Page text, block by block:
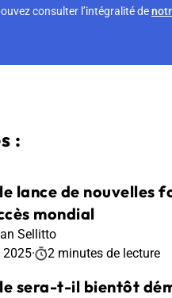
consulter l’intégralité de
:
lance de nouvelles
mondial
Sellitto
2025· 2 minutes de lecture
sera-t-il bientôt